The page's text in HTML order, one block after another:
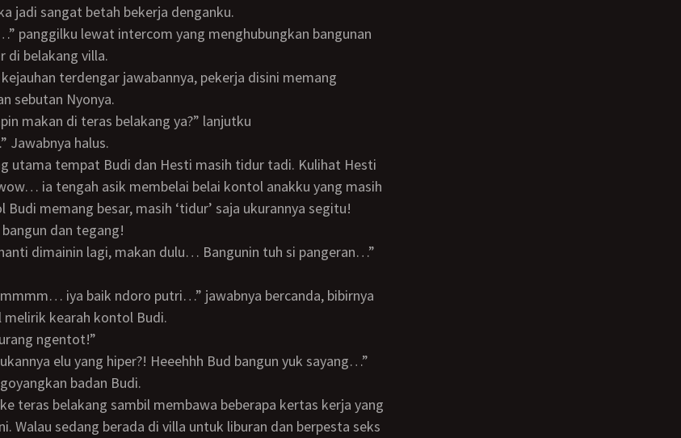
jadi sangat betah bekerja denganku.
di belakang villa.
sebutan Nyonya.
makan di teras belakang ya?” lanjutku
Jawabnya halus.
ia tengah asik membelai belai kontol anakku yang masih
memang besar, masih ‘tidur’ saja ukurannya segitu!
dan tegang!
kearah kontol Budi.
ngentot!”
badan Budi.
Walau sedang berada di villa untuk liburan dan berpesta seks